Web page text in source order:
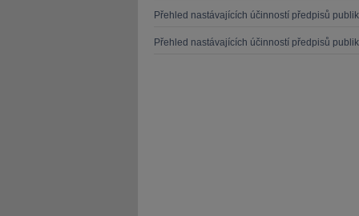
Přehled nastávajících účinností předpisů
Přehled nastávajících účinností předpisů